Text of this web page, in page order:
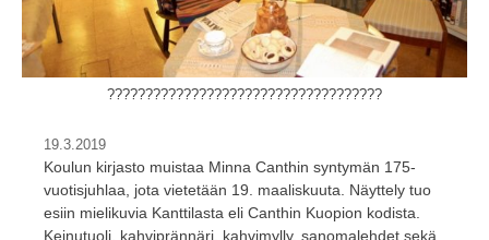
????????????????????????????????????
19.3.2019
Koulun kirjasto muistaa Minna Canthin syntymän 175-
vuotisjuhlaa, jota vietetään 19. maaliskuuta. Näyttely tuo
esiin mielikuvia Kanttilasta eli Canthin Kuopion kodista.
Keinutuoli, kahviprännäri, kahvimylly, sanomalehdet sekä